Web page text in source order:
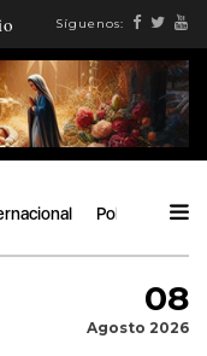
Síguenos:
Política
08
Agosto 2026